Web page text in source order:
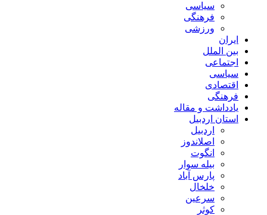
سیاسی
فرهنگی
ورزشی
ایران
بین الملل
اجتماعی
سیاسی
اقتصادی
فرهنگی
یادداشت و مقاله
استان اردبیل
اردبیل
اصلاندوز
انگوت
بیله سوار
پارس آباد
خلخال
سرعین
کوثر